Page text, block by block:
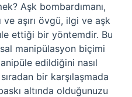
Aşk bombardımanı,
aşırı övgü, ilgi ve aşk
ettiği bir yöntemdir. Bu
manipülasyon biçimi
edildiğini nasıl
bir karşılaşmada
altında olduğunuzu